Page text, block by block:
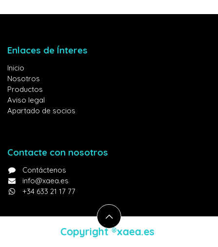
Enlaces de Ínteres
Inicio
Nosotros
Productos
Aviso legal
Apartado de socios
Contacte con nosotros
Contáctenos
info@xaea.es
+34 633 21 17 77
Copyright ®​xaea.es